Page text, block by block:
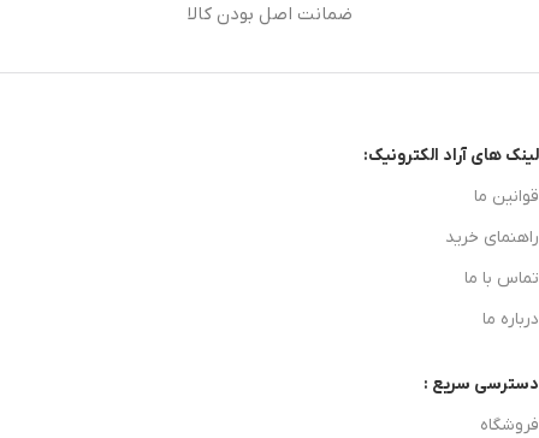
ضمانت اصل بودن کالا
لینک های آراد الکترونیک:
قوانین ما
راهنمای خرید
تماس با ما
درباره ما
دسترسی سریع :
فروشگاه